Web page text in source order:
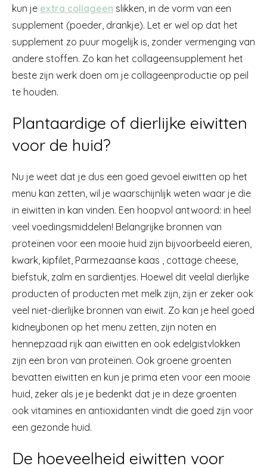
kun je extra collageen slikken, in de vorm van een
supplement (poeder, drankje). Let er wel op dat het
supplement zo puur mogelijk is, zonder vermenging van
andere stoffen. Zo kan het collageensupplement het
beste zijn werk doen om je collageenproductie op peil
te houden.
Plantaardige of dierlijke eiwitten
voor de huid?
Nu je weet dat je dus een goed gevoel eiwitten op het
menu kan zetten, wil je waarschijnlijk weten waar je die
in eiwitten in kan vinden. Een hoopvol antwoord: in heel
veel voedingsmiddelen! Belangrijke bronnen van
proteïnen voor een mooie huid zijn bijvoorbeeld eieren,
kwark, kipfilet, Parmezaanse kaas , cottage cheese,
biefstuk, zalm en sardientjes. Hoewel dit veelal dierlijke
producten of producten met melk zijn, zijn er zeker ook
veel niet-dierlijke bronnen van eiwit. Zo kan je heel goed
kidneybonen op het menu zetten, zijn noten en
hennepzaad rijk aan eiwitten en ook edelgistvlokken
zijn een bron van proteïnen. Ook groene groenten
bevatten eiwitten en kun je prima eten voor een mooie
huid, zeker als je je bedenkt dat je in deze groenten
ook vitamines en antioxidanten vindt die goed zijn voor
een gezonde huid.
De hoeveelheid eiwitten voor